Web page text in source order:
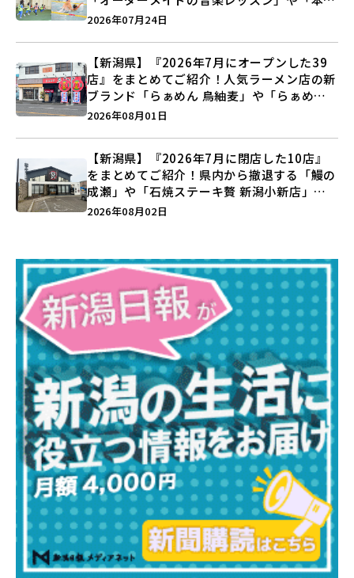
キックボクシング」で新しい自分を見つけよ
2026年07月24日
【新潟県】『2026年7月にオープンした39
店』をまとめてご紹介！人気ラーメン店の新
ブランド「らぁめん 鳥紬麦」や「らぁめん
しょうがの空」など盛りだくさん♪
2026年08月01日
【新潟県】『2026年7月に閉店した10店』
をまとめてご紹介！県内から撤退する「鰻の
成瀬」や「石焼ステーキ贅 新潟小新店」が
営業に幕…。
2026年08月02日